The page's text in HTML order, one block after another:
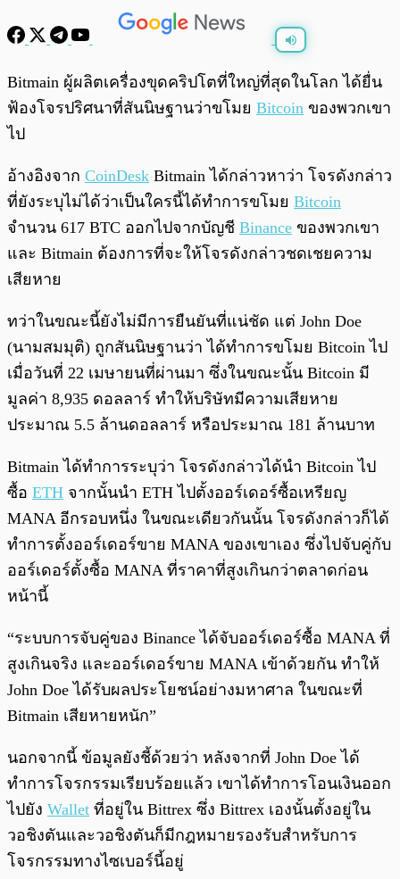
พร้อมเล่น 0:00 0:00
Bitmain ผู้ผลิตเครื่องขุดคริปโตที่ใหญ่ที่สุดในโลก ได้ยื่น
ฟ้องโจรปริศนาที่สันนิษฐานว่าขโมย Bitcoin ของพวกเขา
ไป
อ้างอิงจาก CoinDesk Bitmain ได้กล่าวหาว่า โจรดังกล่าว
ที่ยังระบุไม่ได้ว่าเป็นใครนี้ได้ทำการขโมย Bitcoin
จำนวน 617 BTC ออกไปจากบัญชี Binance ของพวกเขา
และ Bitmain ต้องการที่จะให้โจรดังกล่าวชดเชยความ
เสียหาย
ทว่าในขณะนี้ยังไม่มีการยืนยันที่แน่ชัด แต่ John Doe
(นามสมมุติ) ถูกสันนิษฐานว่า ได้ทำการขโมย Bitcoin ไป
เมื่อวันที่ 22 เมษายนที่ผ่านมา ซึ่งในขณะนั้น Bitcoin มี
มูลค่า 8,935 ดอลลาร์ ทำให้บริษัทมีความเสียหาย
ประมาณ 5.5 ล้านดอลลาร์ หรือประมาณ 181 ล้านบาท
Bitmain ได้ทำการระบุว่า โจรดังกล่าวได้นำ Bitcoin ไป
ซื้อ ETH จากนั้นนำ ETH ไปตั้งออร์เดอร์ซื้อเหรียญ
MANA อีกรอบหนึ่ง ในขณะเดียวกันนั้น โจรดังกล่าวก็ได้
ทำการตั้งออร์เดอร์ขาย MANA ของเขาเอง ซึ่งไปจับคู่กับ
ออร์เดอร์ตั้งซื้อ MANA ที่ราคาที่สูงเกินกว่าตลาดก่อน
หน้านี้
“ระบบการจับคู่ของ Binance ได้จับออร์เดอร์ซื้อ MANA ที่
สูงเกินจริง และออร์เดอร์ขาย MANA เข้าด้วยกัน ทำให้
John Doe ได้รับผลประโยชน์อย่างมหาศาล ในขณะที่
Bitmain เสียหายหนัก”
นอกจากนี้ ข้อมูลยังชี้ด้วยว่า หลังจากที่ John Doe ได้
ทำการโจรกรรมเรียบร้อยแล้ว เขาได้ทำการโอนเงินออก
ไปยัง Wallet ที่อยู่ใน Bittrex ซึ่ง Bittrex เองนั้นตั้งอยู่ใน
วอชิงตันและวอชิงตันก็มีกฎหมายรองรับสำหรับการ
โจรกรรมทางไซเบอร์นี้อยู่